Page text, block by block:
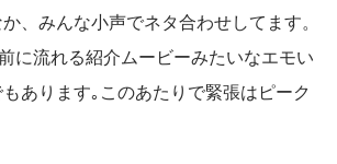
、みんな小声でネタ合わせしてます。
に流れる紹介ムービーみたいなエモい
あります｡このあたりで緊張はピーク